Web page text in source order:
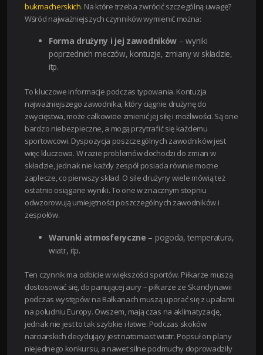
bukmacherskich. Na które trzeba zwrócić szczególną uwagę?
Wśród najważniejszych czynników wymienić można:
Forma drużyny i jej zawodników – wyniki
poprzednich meczów, kontuzje, zmiany w składzie,
itp.
To kluczowe informacje podczas typowania. Kontuzja
najważniejszego zawodnika, który ciągnie drużynę do
zwycięstwa, może całkowicie zmienić jej siłę i możliwości. Są one
bardzo niebezpieczne, a mogą przytrafić się każdemu
sportowcowi. Dyspozycja poszczególnych zawodników jest
więc kluczowa. W razie problemów dochodzi do zmian w
składzie, jednak nie każdy zespół posiada równie mocne
zaplecze, co pierwszy skład. O sile drużyny wiele mówią też
ostatnio osiągane wyniki. To one w znacznym stopniu
odwzorowują umiejętności poszczególnych zawodników i
zespołów.
Warunki atmosferyczne – pogoda, temperatura,
wiatr, itp.
Ten czynnik ma odbicie w większości sportów. Piłkarze muszą
dostosować się, do panującej aury – piłkarze ze Skandynawii
podczas występów na Bałkanach muszą uporać się z upałami
na południu Europy. Owszem, mają czas na aklimatyzację,
jednak nie jest to tak szybkie i łatwe. Podczas skoków
narciarskich decydujący jest natomiast wiatr. Popsuł on plany
niejednego konkursu, a nawet silne podmuchy doprowadziły